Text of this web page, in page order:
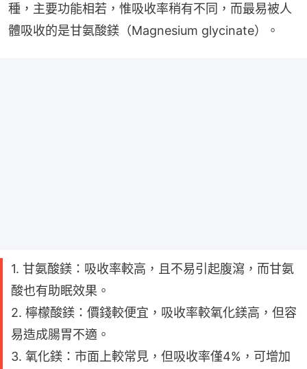
種，主要功能相若，惟吸收率稍有不同，而最易被人
體吸收的是甘氨酸鎂（Magnesium glycinate）。
1. 甘氨酸鎂：吸收率較高，且不易引起腹瀉，而甘氨
酸也有助眠效果。
2. 檸檬酸鎂：價錢較便宜，吸收率較氧化鎂高，但容
易造成腸胃不適。
3. 氧化鎂：市面上較常見，但吸收率僅4%，可增加